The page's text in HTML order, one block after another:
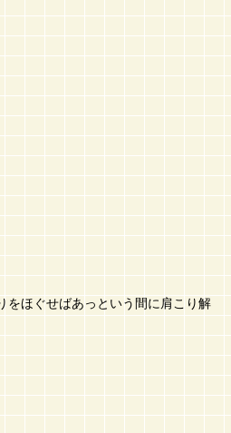
をほぐせばあっという間に肩こり解